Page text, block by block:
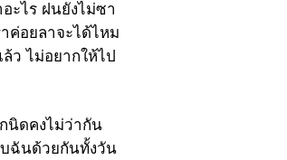
อะไร ฝนยังไม่ซา
ค่อยลาจะได้ไหม
ล้ว ไม่อยากให้ไป
นิดคงไม่ว่ากัน
ฉันด้วยกันทั้งวัน